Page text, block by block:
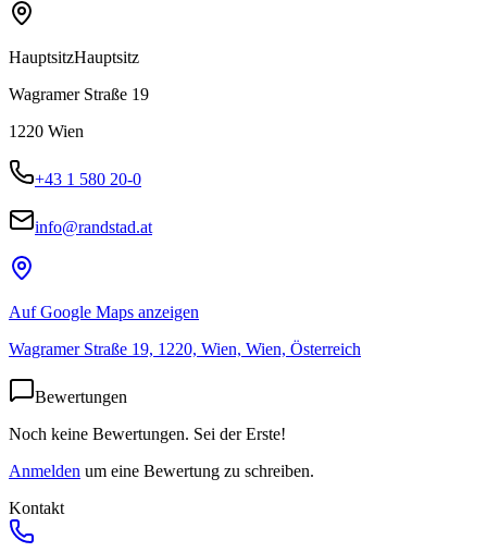
HauptsitzHauptsitz
Wagramer Straße 19
1220 Wien
+43 1 580 20-0
info@randstad.at
Auf Google Maps anzeigen
Wagramer Straße 19, 1220, Wien, Wien, Österreich
Bewertungen
Noch keine Bewertungen. Sei der Erste!
Anmelden um eine Bewertung zu schreiben.
Kontakt